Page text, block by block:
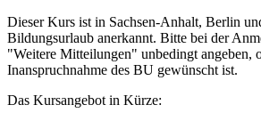
Dieser Kurs ist in Sachsen-Anhalt, Berlin
Bildungsurlaub anerkannt. Bitte bei der
"Weitere Mitteilungen" unbedingt angeben,
Inanspruchnahme des BU gewünscht ist.
Das Kursangebot in Kürze: